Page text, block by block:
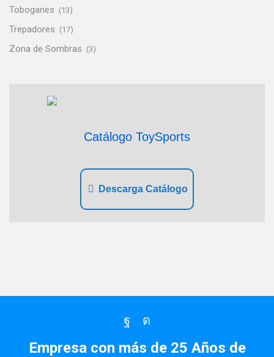
Toboganes (13)
Trepadores (17)
Zona de Sombras (3)
Catálogo ToySports
Descarga Catálogo
Facebook
Instagram
Empresa con más de 25 Años de